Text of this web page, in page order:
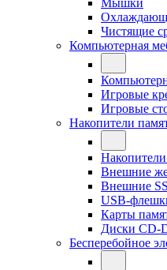
Мышки
Чистящие
Компьютерная
Игровые
Игровые
Накопители
Внешние
Внешние
USB-
Карты
Диски CD-
Бесперебойное